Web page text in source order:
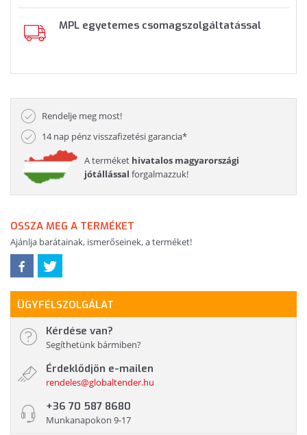
MPL egyetemes csomagszolgáltatással
Rendelje meg most!
14 nap pénz visszafizetési garancia*
A terméket hivatalos magyarországi
jótállással forgalmazzuk!
OSSZA MEG A TERMÉKET
Ajánlja barátainak, ismerőseinek, a terméket!
ÜGYFÉLSZOLGÁLAT
Kérdése van?
Segíthetünk bármiben?
Érdeklődjön e-mailen
rendeles@globaltender.hu
+36 70 587 8680
Munkanapokon 9-17